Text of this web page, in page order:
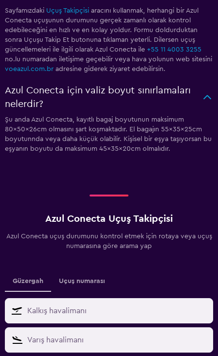
Sayfamızdaki Uçuş Takipçisi aracını kullanmak, herhangi bir Azul
Conecta uçuşunun durumunu gerçek zamanlı olarak kontrol
edebileceğini en hızlı ve en kolay yoldur. Formu doldurduktan
sonra Uçuşu Takip Et butonuna tıklaman yeterli. Dilersen uçuş
güncellemeleri ile ilgili olarak Azul Conecta ile +55 11 4003 3255
no.lu numaradan iletişime geçebilir veya hava yolunun web sitesini
voeazul.com.br adresine giderek ziyaret edebilirsin.
Azul Conecta için valiz boyut sınırlamaları
nelerdir?
Şu anda Azul Conecta, kayıtlı bagaj boyutunun maksimum
80x50x26cm olmasını şart koşmaktadır. El bagajın 55x35x25cm
boyutunnda veya daha küçük olabilir. Kişisel bir eşya taşıyorsan bu
eşyanın boyutu da maksimum 45x35x20cm olmalıdır.
Azul Conecta Uçuş Takipçisi
Azul Conecta uçuş durumunu kontrol etmek için rotaya veya uçuş
numarasına göre arama yap
Güzergah Uçuş numarası